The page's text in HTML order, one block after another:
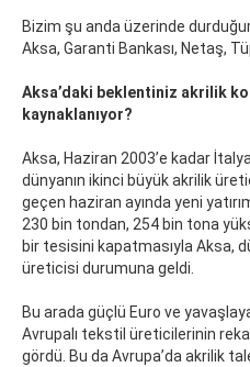
Bizim şu anda üzerinde
Aksa, Garanti Bankası, Netaş,
Aksa’daki beklentiniz akrilik
kaynaklanıyor?
Aksa, Haziran 2003’e kadar
dünyanın ikinci büyük akrilik
geçen haziran ayında yeni
230 bin tondan, 254 bin tona
bir tesisini kapatmasıyla Aksa,
üreticisi durumuna geldi.
Bu arada güçlü Euro ve
Avrupalı tekstil üreticilerinin
gördü. Bu da Avrupa’da akrilik